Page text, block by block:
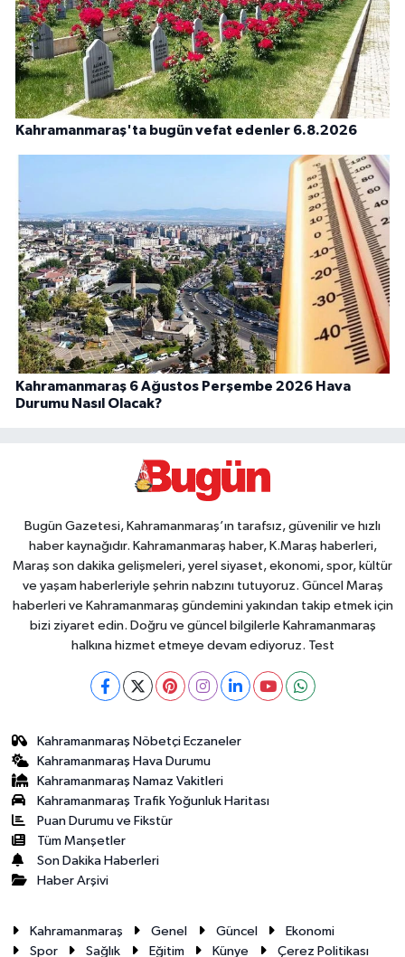
Kahramanmaraş'ta bugün vefat edenler 6.8.2026
Kahramanmaraş 6 Ağustos Perşembe 2026 Hava
Durumu Nasıl Olacak?
Bugün Gazetesi, Kahramanmaraş’ın tarafsız, güvenilir ve hızlı
haber kaynağıdır. Kahramanmaraş haber, K.Maraş haberleri,
Maraş son dakika gelişmeleri, yerel siyaset, ekonomi, spor, kültür
ve yaşam haberleriyle şehrin nabzını tutuyoruz. Güncel Maraş
haberleri ve Kahramanmaraş gündemini yakından takip etmek için
bizi ziyaret edin. Doğru ve güncel bilgilerle Kahramanmaraş
halkına hizmet etmeye devam ediyoruz. Test
Kahramanmaraş Nöbetçi Eczaneler
Kahramanmaraş Hava Durumu
Kahramanmaraş Namaz Vakitleri
Kahramanmaraş Trafik Yoğunluk Haritası
Puan Durumu ve Fikstür
Tüm Manşetler
Son Dakika Haberleri
Haber Arşivi
Kahramanmaraş Genel Güncel
Ekonomi
Spor
Sağlık Eğitim Künye Çerez Politikası